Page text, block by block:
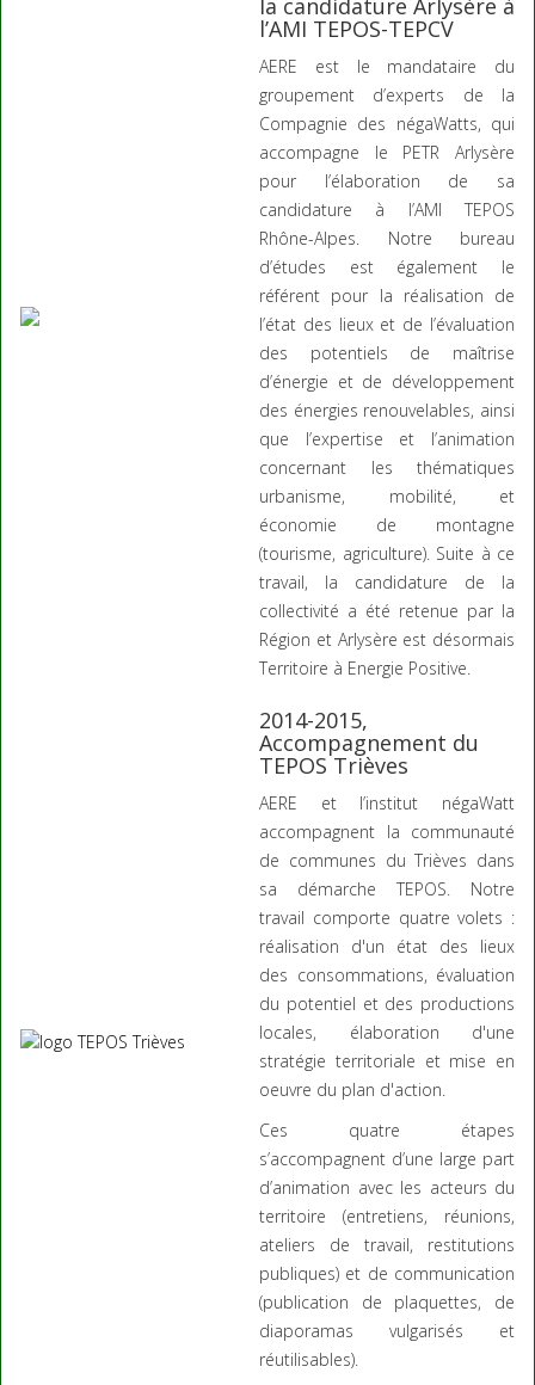
la candidature Arlysère à
l’AMI TEPOS-TEPCV
AERE est le mandataire du
groupement d’experts de la
Compagnie des négaWatts, qui
accompagne le PETR Arlysère
pour l’élaboration de sa
candidature à l’AMI TEPOS
Rhône-Alpes. Notre bureau
d’études est également le
référent pour la réalisation de
l’état des lieux et de l’évaluation
des potentiels de maîtrise
d’énergie et de développement
des énergies renouvelables, ainsi
que l’expertise et l’animation
concernant les thématiques
urbanisme, mobilité, et
économie de montagne
(tourisme, agriculture). Suite à ce
travail, la candidature de la
collectivité a été retenue par la
Région et Arlysère est désormais
Territoire à Energie Positive.
2014-2015,
Accompagnement du
TEPOS Trièves
AERE et l’institut négaWatt
accompagnent la communauté
de communes du Trièves dans
sa démarche TEPOS. Notre
travail comporte quatre volets :
réalisation d'un état des lieux
des consommations, évaluation
du potentiel et des productions
locales, élaboration d'une
stratégie territoriale et mise en
oeuvre du plan d'action.
Ces quatre étapes
s’accompagnent d’une large part
d’animation avec les acteurs du
territoire (entretiens, réunions,
ateliers de travail, restitutions
publiques) et de communication
(publication de plaquettes, de
diaporamas vulgarisés et
réutilisables).